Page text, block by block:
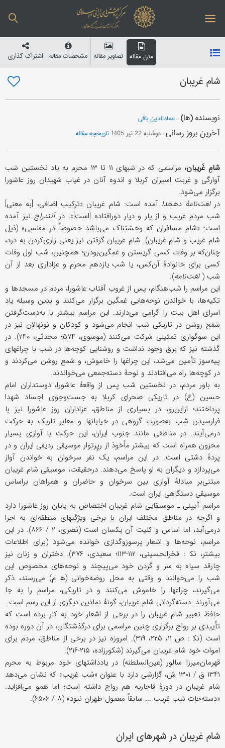
متن مقاله تصاویر مقاله مشخصات مقاله اشتراک گذاری
شام غریبان
نویسنده (ها): عمادالدین باقی
آخرین بروز رسانی: دوشنبه 22 تیر 1405 تاریخچه مقاله
شامِ غَریبان،
مراسمی که در شبهای ۱۱ تا ۱۳ محرم به یاد نخستین شب
آوارگی و غربت اسیران کربلا و اندوه آنان در غیاب شهیدان روز عاشورا
برگزار می‌شود.
درلغت‌نامۀ دهخدا آمده است: شام غریبان «ترکیب اضافی، [به معنی]
شب مردم غریب و از یار و دیار دورافتاده [است]». درآنندراج نیز آمده
است: «شام مسافران که وحشتناک می‌باشد خصوصاً در مفلسی» (ذیل
شام غریب و شام غریبان). شام غریبان گرفتن نیز یعنی زاری‌کردن به درد،
چنان‌که بر وفات کسی گریستن و غمگین‌بودن؛ همچنین، شب اول وفات
کسی برای خانوادۀ آن‌کس، یا شب یازدهم محرم و عزاداری بعد از آن
شب (لغت‌نامه).
این مراسم را شب‌هنگام، پس از غروب آفتاب عاشورا، مردم در مسجدها و
تکیه‌ها، با خواندن نوحه‌هایی غمگین برگزار می‌کنند و بدین وسیله یاد
اسرای اهل بیت را گرامی می‌دارند. این مراسم بیشتر با به‌دست‌گرفتن
شمع روشن در تاریکی شب انجام می‌شود و کودکان و نونهالان نیز در
این سوگواری تمثیلی شرکت می‌کنند (موسوی، ۵۷۴؛ محدثی، ۲۴۰). در
گذشته نیز که برق وجود نداشت و روشنایی کوچه‌ها در شب با چراغهای
پیه‌سوز تأمین می‌شد، این چراغها را خاموش، و شمع روشن می‌کردند و
در کوچه‌ها راه می‌افتادند و نوحۀ دسته‌جمعی می‌خواندند.
به باور مردم، در نخستین شب پس از واقعۀ عاشورا، دوستداران امام
حسین (ع) در تاریکی صحرای کربلا به جست‌و‌جوی اجساد شهدا
پرداختند؛ از‌این‌رو، در بسیاری از مناطق، عزاداران روز عاشورا نیز با
فرارسیدن شب به‌صورت گروهی در خیابانها و معابر تاریک به حرکت
درمی‌آیند. در مناطقی مانند جنوب ایران، این حرکت با آوازی بسیار
محزون همراه است که بیشتر مأخوذ از رپِرتوار موسیقی ردیفی ایران و در
پردۀ دشتی است. در این مراسم، یک نفر سرخوان به خواندن آواز
می‌پردازد و دیگران به او پاسخ می‌دهند. در‌حقیقت، موسیقی شام غریبان
مبتنی‌بر مبادلۀ آوازی بین سرخوان و حاضران و همراهان براساس
موسیقی دستگاهی ایران است.
مراسم آیینی ـ موسیقایی شام غریبان اختصاص به پایان روز عاشورا دارد
و اگرچه در مناطق مختلف ایران با برخی ویژگیهای منطقه‌ای به اجرا
درمی‌آید، اما اساس و کلیت آن یکسان است (نصری، ۲ / ۸۶۶). در این
مراسم، نوحه‌ها و اشعار پرسوزوگدازی خوانده می‌شود (برای اطلاعات
بیشتر، نک‍ : فخرالحسینی، ۱۱۲-۱۱۳؛ سعیدی، ۳۷۶). دختران و زنان نیز
چارقد سیاه به سر و گردن خود می‌پیچند و نوحه‌های مخصوص این
شب را می‌خوانند و وقتی به محل روضه‌خوانی (ه‍ م) می‌رسند، ذکر
می‌گیرند، چراغها را خاموش می‌کنند و در تاریکی، مراسم را به جا
می‌آورند. دسته‌گردانی شام غریبان، گونۀ نمادین دیگری از این رسم است.
حافظ تعبیر شام غریبان را در برخی از اشعار خود به کار برده است که
تأییدی بر رواج برگزاری چنین مراسمی برای درگذشتگان، در آن دوره بوده
است (نک‍ : ص ۱۱، ۲۲۵، ۳۱۹). امروزه نیز در برخی از مناطق، مردم برای
اموات خود شام غریبان می‌گیرند (شکورزاده، ۲۱۵-۲۱۶).
قهرمان‌میرزا سالور (عین‌السلطنه) در یادداشتهای خود مربوط به محرم
۱۳۴۱ ق / ۱۳۰۱ ش، گزارشی دارد با عنوان «شب غریب» که نشان می‌دهد
شام غریبان در دورۀ قاجاریه هم رواج داشته است؛ اما همو می‌افزاید:
«دسته‌جات شب غریب ... سابقاً معمول طهران نبود» (۸ / ۶۵۰۶).
شام غریبان در شهرهای ایران